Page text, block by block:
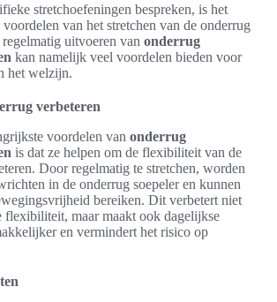
stretchoefeningen bespreken, is het
van het stretchen van de onderrug
uitvoeren van onderrug
kan namelijk veel voordelen bieden voor
het welzijn.
verbeteren
voordelen van onderrug
is dat ze helpen om de flexibiliteit van de
Door regelmatig te stretchen, worden
in de onderrug soepeler en kunnen
bereiken. Dit verbetert niet
flexibiliteit, maar maakt ook dagelijkse
en vermindert het risico op